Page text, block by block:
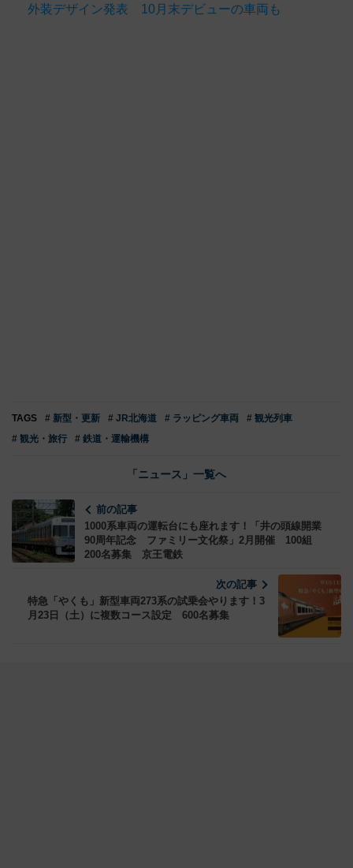
外装デザイン発表 10月末デビューの車両も
TAGS # 新型・更新 # JR北海道 # ラッピング車両
# 観光列車
# 観光・旅行
# 鉄道・運輸機構
「ニュース」一覧へ
前の記事
1000系車両の運転台にも座れます！「井の頭線開業
90周年記念 ファミリー文化祭」2月開催 100組
200名募集 京王電鉄
次の記事
特急「やくも」新型車両273系の試乗会やります！3
月23日（土）に複数コース設定 600名募集